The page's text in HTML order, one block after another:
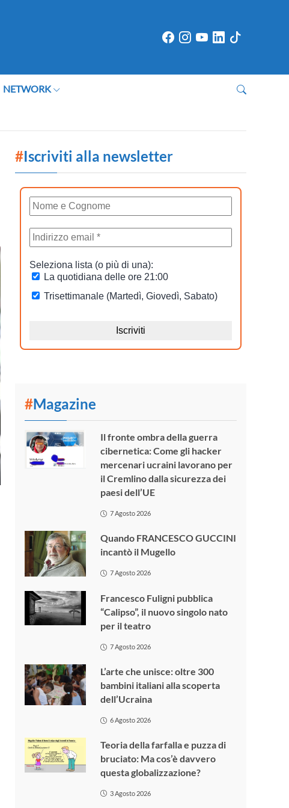
NETWORK
#Iscriviti alla newsletter
#Magazine
Il fronte ombra della guerra
cibernetica: Come gli hacker
mercenari ucraini lavorano per
il Cremlino dalla sicurezza dei
paesi dell’UE
7 Agosto 2026
Quando FRANCESCO GUCCINI
incantò il Mugello
7 Agosto 2026
Francesco Fuligni pubblica
“Calipso”, il nuovo singolo nato
per il teatro
7 Agosto 2026
L’arte che unisce: oltre 300
bambini italiani alla scoperta
dell’Ucraina
6 Agosto 2026
Teoria della farfalla e puzza di
bruciato: Ma cos’è davvero
questa globalizzazione?
3 Agosto 2026